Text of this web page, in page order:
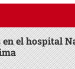
en el hospital